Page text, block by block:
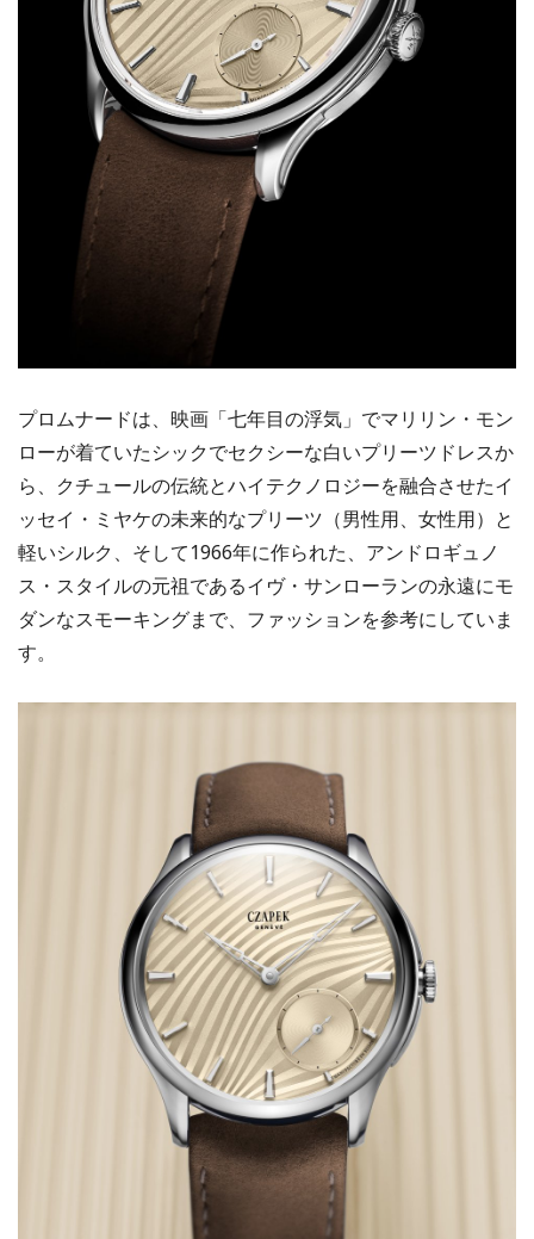
プロムナードは、映画「七年目の浮気」でマリリン・モン
ローが着ていたシックでセクシーな白いプリーツドレスか
ら、クチュールの伝統とハイテクノロジーを融合させたイ
ッセイ・ミヤケの未来的なプリーツ（男性用、女性用）と
軽いシルク、そして1966年に作られた、アンドロギュノ
ス・スタイルの元祖であるイヴ・サンローランの永遠にモ
ダンなスモーキングまで、ファッションを参考にしていま
す。